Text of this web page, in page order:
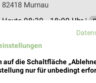
82418 Murnau
Heute 08:30 - 18:00 Uhr |
561,21 km • Angebote: 2
EP:Elektro Uhlemayr Seeg
auf die Schaltfläche
nur für unbedingt